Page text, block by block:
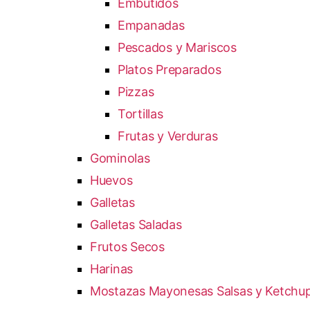
Embutidos
Empanadas
Pescados y Mariscos
Platos Preparados
Pizzas
Tortillas
Frutas y Verduras
Gominolas
Huevos
Galletas
Galletas Saladas
Frutos Secos
Harinas
Mostazas Mayonesas Salsas y